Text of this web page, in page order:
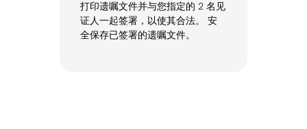
打印遗嘱文件并与您指定的 2 名见
证人一起签署，以使其合法。 安
全保存已签署的遗嘱文件。